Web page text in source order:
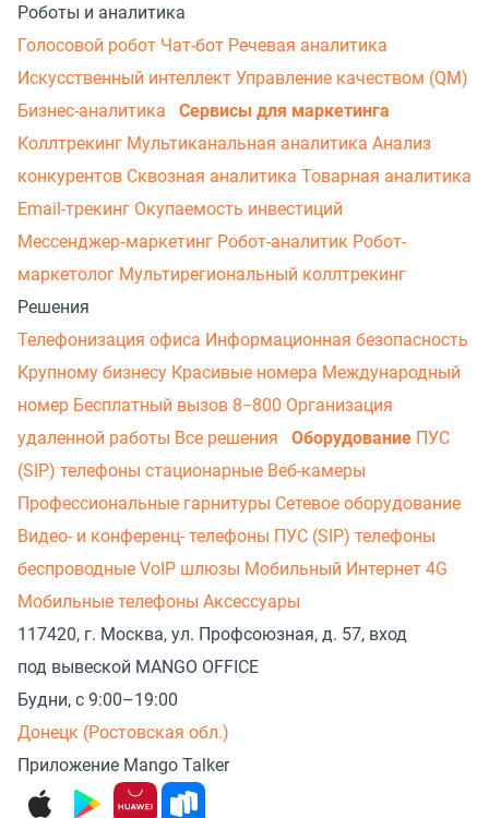
Роботы и аналитика
Голосовой робот Чат-бот Речевая аналитика
Искусственный интеллект Управление качеством (QM)
Бизнес-аналитика
Сервисы для маркетинга
Коллтрекинг Мультиканальная аналитика Анализ
конкурентов Сквозная аналитика Товарная аналитика
Email-трекинг Окупаемость инвестиций
Мессенджер‑маркетинг Робот-аналитик Робот-
маркетолог Мультирегиональный коллтрекинг
Решения
Телефонизация офиса Информационная безопасность
Крупному бизнесу Красивые номера Международный
номер Бесплатный вызов 8−800 Организация
удаленной работы Все решения Оборудование ПУС
(SIP) телефоны стационарные Веб-камеры
Профессиональные гарнитуры Сетевое оборудование
Видео- и конференц- телефоны ПУС (SIP) телефоны
беспроводные VoIP шлюзы Мобильный Интернет 4G
Мобильные телефоны Аксессуары
117420, г. Москва, ул. Профсоюзная, д. 57, вход
под вывеской MANGO OFFICE
Будни, с 9:00–19:00
Донецк (Ростовская обл.)
Приложение Mango Talker